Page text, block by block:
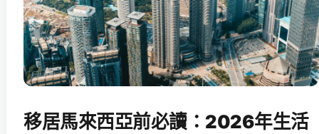
移居馬來西亞前必讀：2026年生活